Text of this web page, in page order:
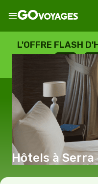
L'OFFRE FLASH
--
JOURS
:
Hôtels à